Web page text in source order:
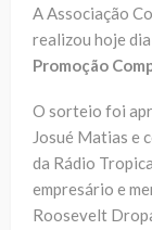
A Associação
realizou hoje
Promoção
O sorteio foi
Josué Matias e
da Rádio
empresário e
Roosevelt